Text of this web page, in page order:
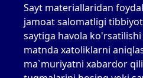
Sayt materiallaridan
jamoat salomatligi
saytiga havola
matnda xatoliklarni
ma`muriyatni xabardor